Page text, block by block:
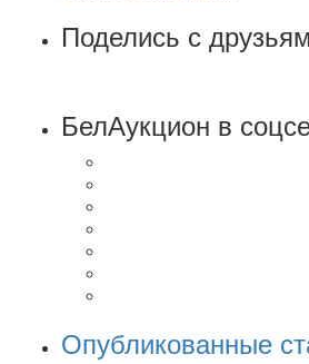
Поделись с
БелАукцион в
Опубликованные